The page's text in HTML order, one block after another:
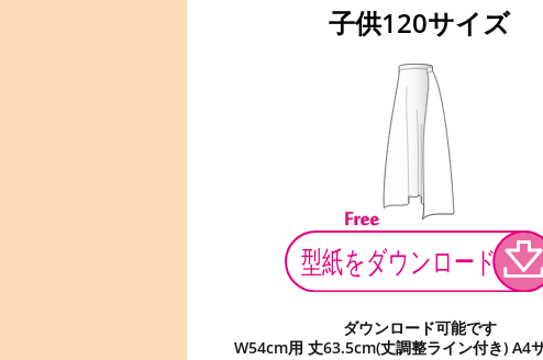
子供120サイズ
ダウンロード可能です
W54cm用 丈63.5cm(丈調整ライン付き) A4